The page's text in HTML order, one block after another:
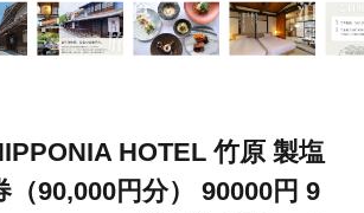
HOTEL 竹原 製塩
（90,000円分） 90000円 9